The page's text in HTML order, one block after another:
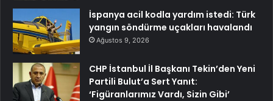
İspanya acil kodla yardım istedi: Türk
yangın söndürme uçakları havalandı
Ağustos 9, 2026
CHP İstanbul İl Başkanı Tekin’den Yeni
Partili Bulut’a Sert Yanıt:
‘Figüranlarımız Vardı, Sizin Gibi’